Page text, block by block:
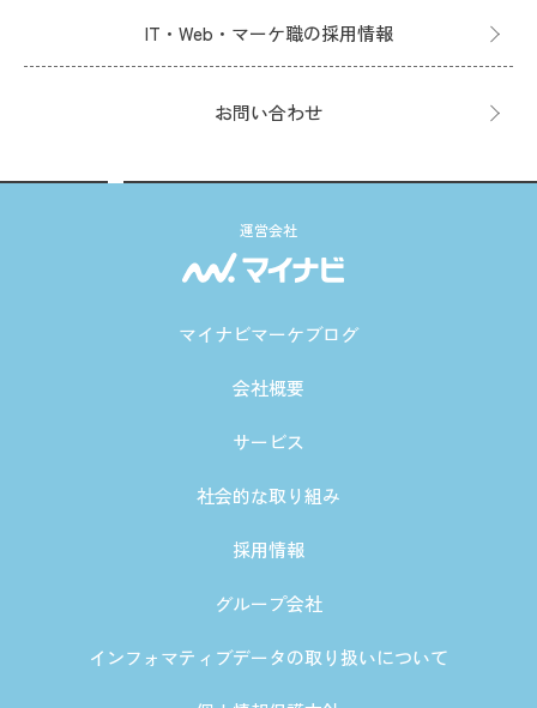
IT・Web・マーケ職の採用情報
お問い合わせ
運営会社
マイナビマーケブログ
会社概要
サービス
社会的な取り組み
採用情報
グループ会社
インフォマティブデータの取り扱いについて